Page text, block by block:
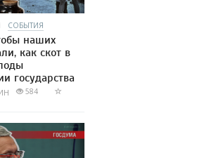
СОБЫТИЯ
наших
как скот в
государства
584